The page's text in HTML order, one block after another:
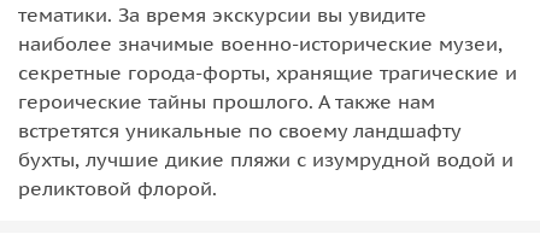
тематики. За время экскурсии вы увидите
наиболее значимые военно-исторические музеи,
секретные города-форты, хранящие трагические и
героические тайны прошлого. А также нам
встретятся уникальные по своему ландшафту
бухты, лучшие дикие пляжи с изумрудной водой и
реликтовой флорой.